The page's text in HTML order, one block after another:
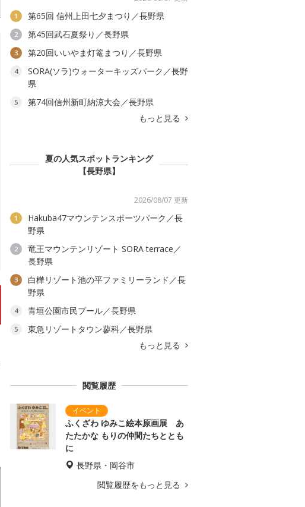
1 第65回 信州上田七夕まつり／長野県
2 第45回武石夏祭り／長野県
3 第20回いいやま灯篭まつり／長野県
4
SORA(ソラ)ウォーターキッズパーク／長野
県
5
第74回信州新町納涼大会／長野県
もっと見る
夏の人気スポットランキング
【長野県】
2026/08/07 更新
1
Hakuba47マウンテンスポーツパーク／長
野県
2
竜王マウンテンリゾート SORA terrace／
長野県
3
白樺リゾート池の平ファミリーランド／長
野県
4 青垣公園市民プール／長野県
5
東急リゾートタウン蓼科／長野県
もっと見る
閲覧履歴
ふくざわ ゆみこ絵本原画展 あ
たたかな もりの仲間たちととも
に
長野県・岡谷市
閲覧履歴をもっと見る